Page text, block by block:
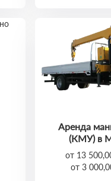
Аренда
(КМУ) в
от 13
от 3